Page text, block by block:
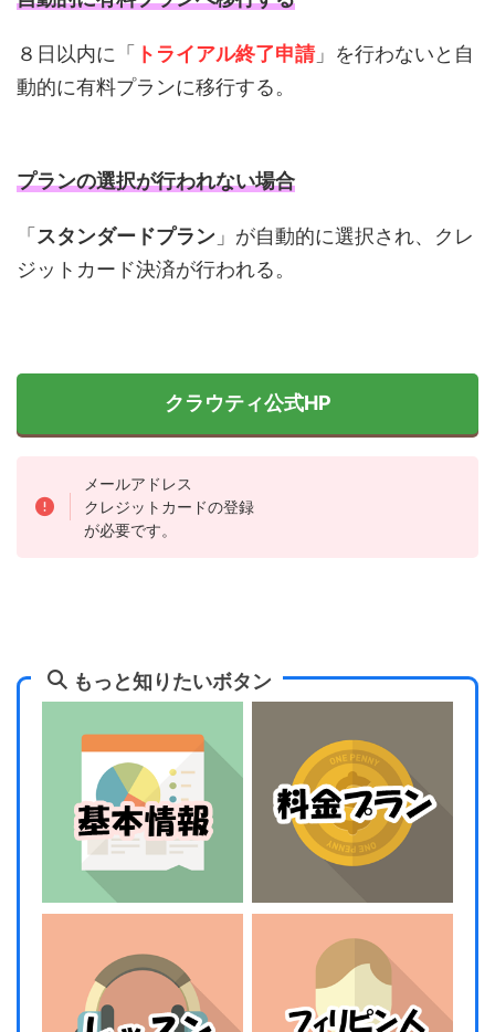
８日以内に「 トライアル終了申請」を行わないと自
動的に有料プランに移行する。
プランの選択が行われない場合
「スタンダードプラン 」が自動的に選択され、クレ
ジットカード決済が行われる。
クラウティ公式HP
メールアドレス
クレジットカードの登録
が必要です。
もっと知りたいボタン